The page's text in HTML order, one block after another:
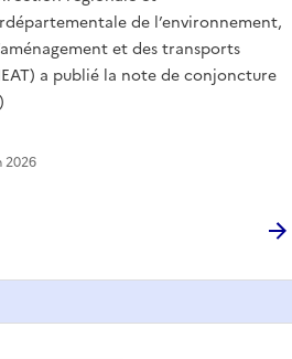
de l’environnement,
et des transports
a publié la note de conjoncture
2026